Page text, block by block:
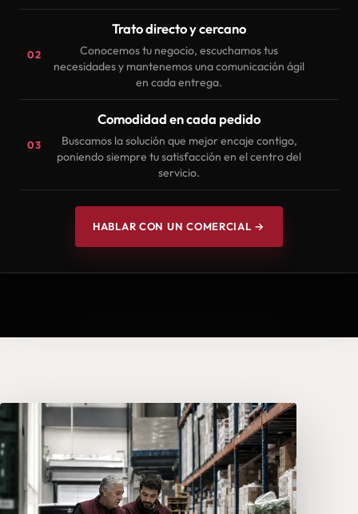
02
Trato directo y cercano
Conocemos tu negocio, escuchamos tus
necesidades y mantenemos una comunicación ágil
en cada entrega.
03
Comodidad en cada pedido
Buscamos la solución que mejor encaje contigo,
poniendo siempre tu satisfacción en el centro del
servicio.
HABLAR CON UN COMERCIAL →